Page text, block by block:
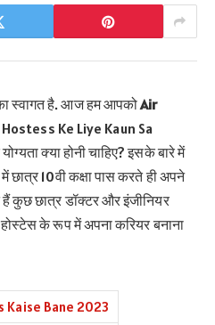
स्वागत है. आज हम आपकोAir
Ke Liye Kaun Sa
क्या होनी चाहिए? इसके बारे में
10वी कक्षा पास करते ही अपने
कुछ छात्र डॉक्टर और इंजीनियर
के रूप में अपना करियर बनाना